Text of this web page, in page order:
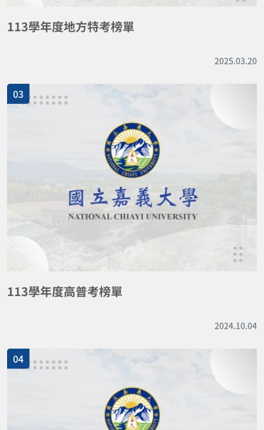
113學年度地方特考榜單
2025.03.20
03
113學年度高普考榜單
2024.10.04
04